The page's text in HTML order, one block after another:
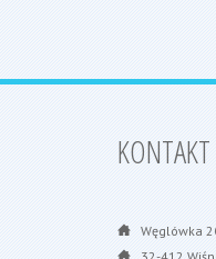
KONTAKT
Węglówka